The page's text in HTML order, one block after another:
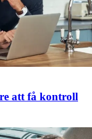
att få kontroll